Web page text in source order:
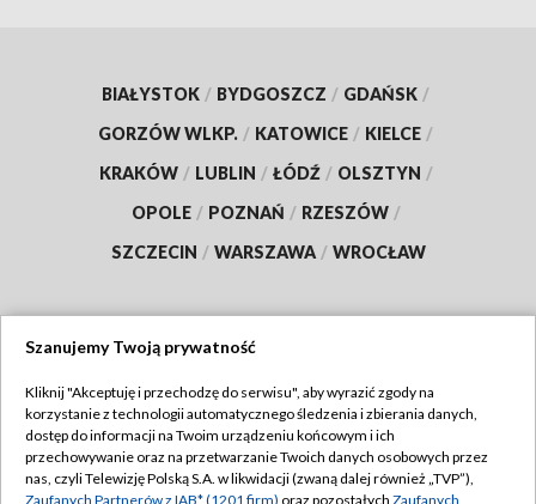
BIAŁYSTOK / BYDGOSZCZ / GDAŃSK /
GORZÓW WLKP. / KATOWICE / KIELCE /
KRAKÓW / LUBLIN / ŁÓDŹ / OLSZTYN /
OPOLE / POZNAŃ / RZESZÓW /
SZCZECIN / WARSZAWA / WROCŁAW
TVP
Abonament TVP
Emisja w TVP
Regulamin TVP
Szanujemy Twoją prywatność
Kliknij "Akceptuję i przechodzę do serwisu", aby wyrazić zgody na
korzystanie z technologii automatycznego śledzenia i zbierania danych,
dostęp do informacji na Twoim urządzeniu końcowym i ich
przechowywanie oraz na przetwarzanie Twoich danych osobowych przez
nas, czyli Telewizję Polską S.A. w likwidacji (zwaną dalej również „TVP”),
Zaufanych Partnerów z IAB* (1201 firm) oraz pozostałych Zaufanych